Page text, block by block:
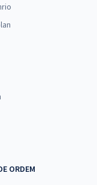
Judiciário - Área
Polícia Judicial
ORDEM